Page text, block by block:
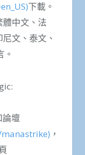
下載。
中文、法
文、泰文、
論壇
，